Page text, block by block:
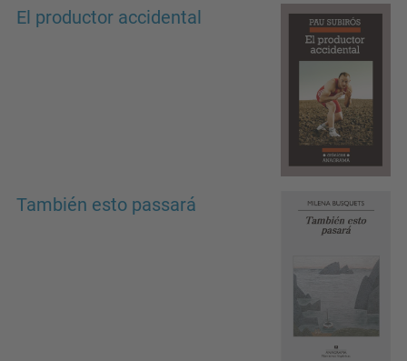
El productor accidental
También esto passará